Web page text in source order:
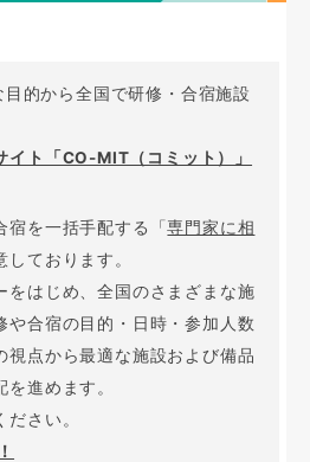
的から全国で研修・合宿施設
イト「CO-MIT（コミット）」
宿を一括手配する「専門家に相
しております。
をはじめ、全国のさまざまな施
や合宿の目的・日時・参加人数
視点から最適な施設および備品
進めます。
さい。